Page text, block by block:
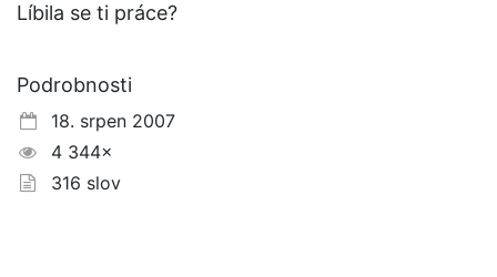
Líbila se ti práce?
Podrobnosti
18. srpen 2007
4 344×
316 slov